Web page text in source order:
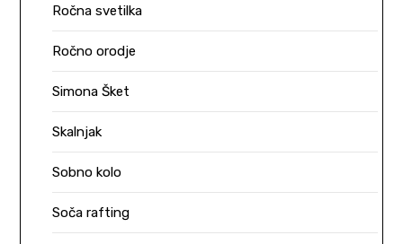
Ročna svetilka
Ročno orodje
Simona Šket
Skalnjak
Sobno kolo
Soča rafting